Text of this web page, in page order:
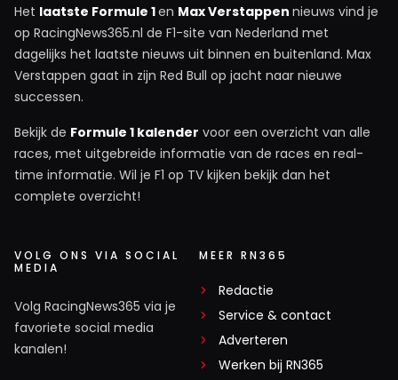
Het laatste Formule 1en Max Verstappen nieuws vind je
op RacingNews365.nl de F1-site van Nederland met
dagelijks het laatste nieuws uit binnen en buitenland. Max
Verstappen gaat in zijn Red Bull op jacht naar nieuwe
successen.
Bekijk de Formule 1 kalender voor een overzicht van alle
races, met uitgebreide informatie van de races en real-
time informatie. Wil je F1 op TV kijken bekijk dan het
complete overzicht!
VOLG ONS VIA SOCIAL
MEDIA
Volg RacingNews365 via je
favoriete social media
kanalen!
MEER RN365
Redactie
Service & contact
Adverteren
Werken bij RN365